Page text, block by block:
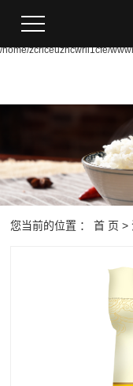
file_put_contents(/home/
/home/zcriceuzhcwrii1cfe/
您当前的位置 ：首 页 >